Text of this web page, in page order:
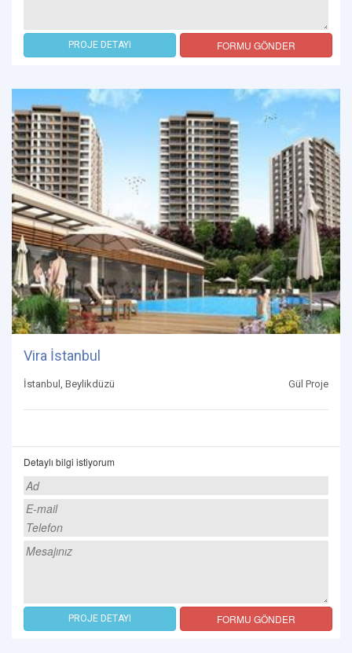
PROJE DETAYI FORMU GÖNDER
Vira İstanbul
İstanbul, Beylikdüzü Gül Proje
Detaylı bilgi istiyorum
PROJE DETAYI FORMU GÖNDER